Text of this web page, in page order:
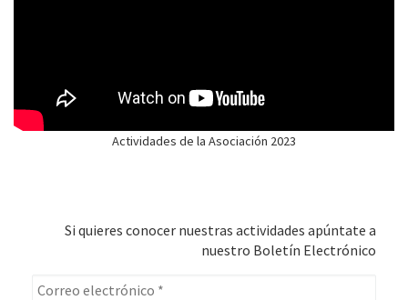
Actividades de la Asociación 2023
Si quieres conocer nuestras actividades apúntate a
nuestro Boletín Electrónico